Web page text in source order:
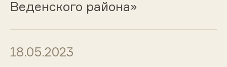
Веденского района»
18.05.2023